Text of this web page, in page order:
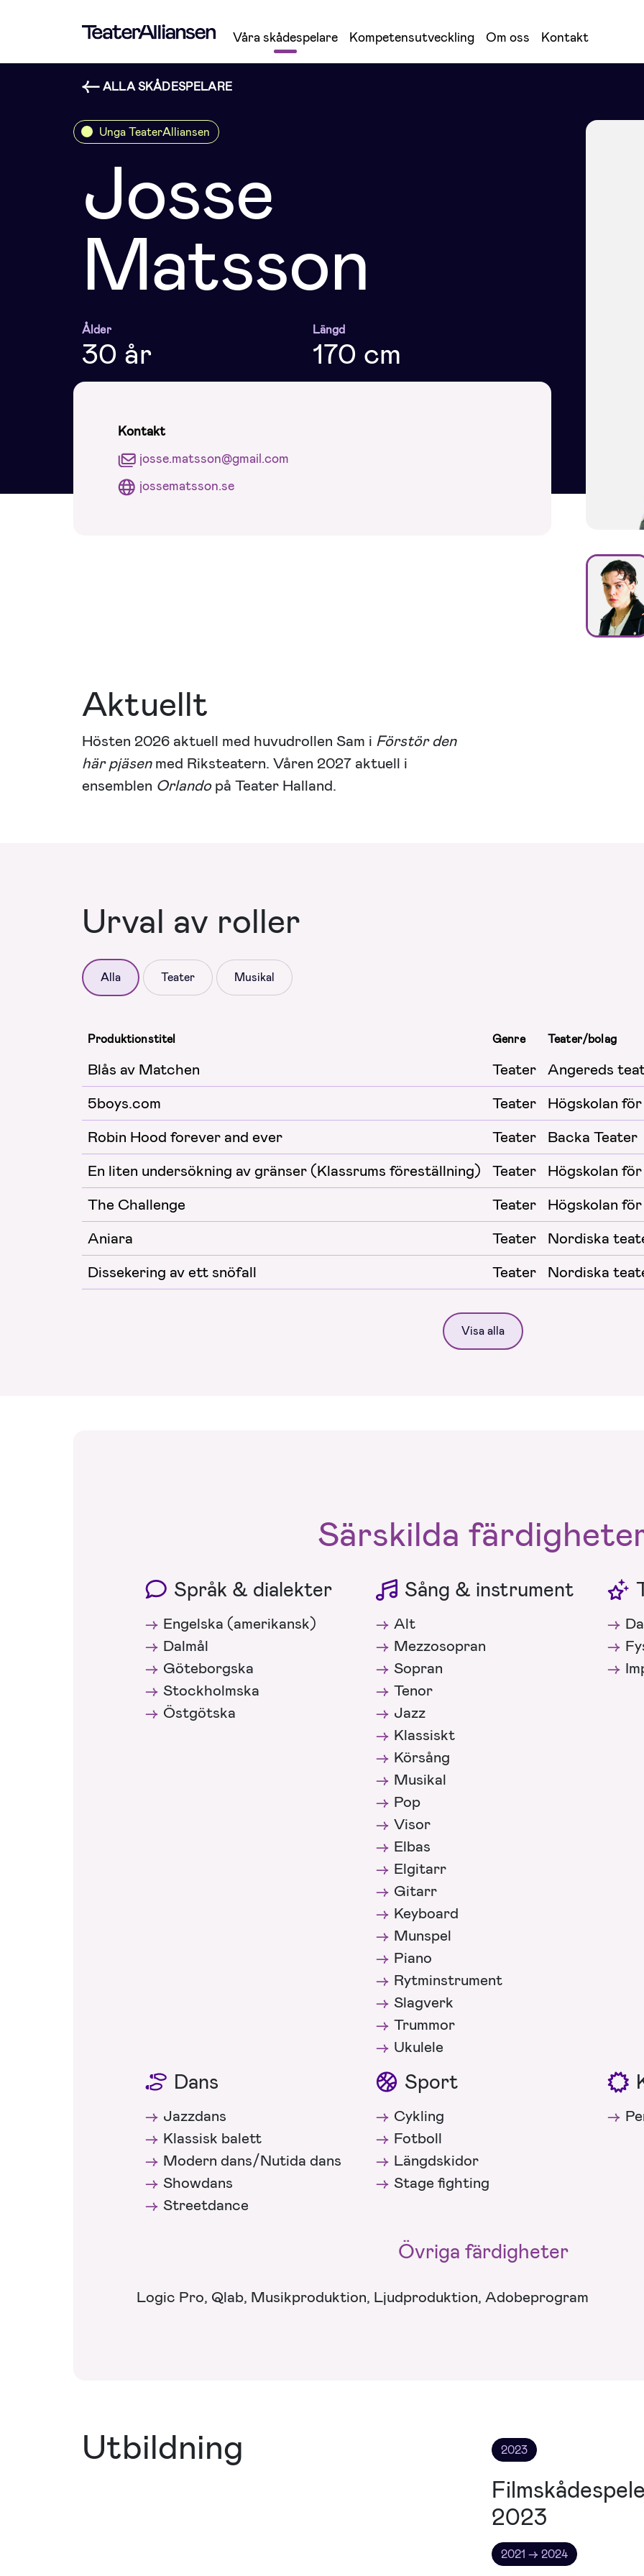
Våra skådespelare Kompetensutveckling Om oss Kontakt
ALLA SKÅDESPELARE
Unga TeaterAlliansen
Josse
Matsson
Ålder
30 år
Längd
170 cm
Kontakt
josse.matsson@gmail.com
jossematsson.se
Aktuellt
Hösten 2026 aktuell med huvudrollen Sam i Förstör den
här pjäsenmed Riksteatern. Våren 2027 aktuell i
ensemblen Orlandopå Teater Halland.
Urval av roller
Alla Teater Musikal
Produktionstitel Genre Teater/bolag
Blås av Matchen Teater Angereds
5boys.com
Teater Högskolan
Robin Hood forever and ever
Teater Backa Teater
En liten undersökning av gränser (Klassrums föreställning)
Teater Högskolan
The Challenge
Teater Högskolan
Aniara
Teater Nordiska
Dissekering av ett snöfall
Teater Nordiska
Visa alla
Särskilda
Språk & dialekter
Engelska (amerikansk)
Dalmål
Göteborgska
Stockholmska
Östgötska
Sång & instrument
Alt
Mezzosopran
Sopran
Tenor
Jazz
Klassiskt
Körsång
Musikal
Pop
Visor
Elbas
Elgitarr
Gitarr
Keyboard
Munspel
Piano
Rytminstrument
Slagverk
Trummor
Ukulele
Dans
Jazzdans
Klassisk balett
Modern dans/Nutida dans
Showdans
Streetdance
Sport
Cykling
Fotboll
Längdskidor
Stage fighting
Övriga färdigheter
Logic Pro, Qlab, Musikproduktion, Ljudproduktion, Adobeprogram
Utbildning 2023
2023
2021 → 2024